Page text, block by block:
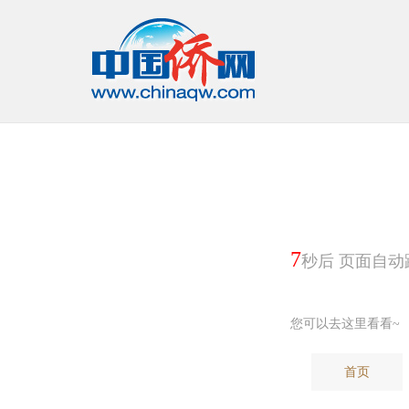
6秒后 页面自动
您可以去这里看看~
首页